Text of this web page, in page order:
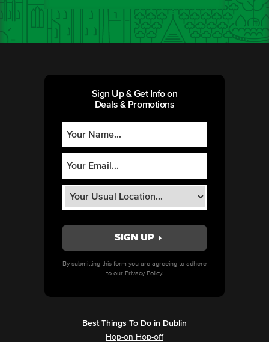
Sign Up & Get Info on
Deals & Promotions
By submitting this form you are agreeing to adhere
to our Privacy Policy.
Best Things To Do in Dublin
Hop-on Hop-off